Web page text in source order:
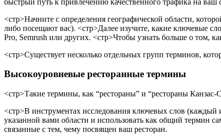
<стр>Начните с определения географической области,
либо посещают вас). <стр>Далее изучите, какие ключевые
Pro, Semrush или других. <стр>Чтобы узнать больше о том,
<стр>Существует несколько отдельных групп терминов,
Высокоуровневые ресторанные термины
<стр>Такие термины, как “рестораны” и “рестораны
<стр>В инструментах исследования ключевых слов (каждый
указанной вами области и использовать как общий термин
связанные с тем, чему посвящен ваш ресторан.